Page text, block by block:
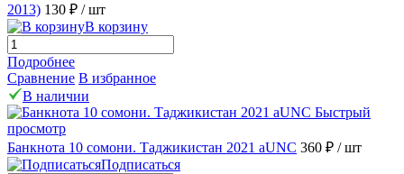
2013) 130 ₽ / шт
В корзину
Подробнее
Сравнение В избранное
В наличии
Быстрый
просмотр
Банкнота 10 сомони. Таджикистан 2021 aUNC 360 ₽ / шт
Подписаться